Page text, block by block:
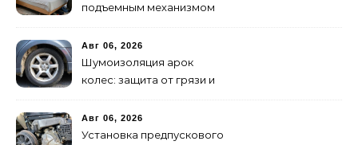
подъемным механизмом
инструкция
Авг 06, 2026
Шумоизоляция арок
колес: защита от грязи и
Авг 06, 2026
Установка предпускового